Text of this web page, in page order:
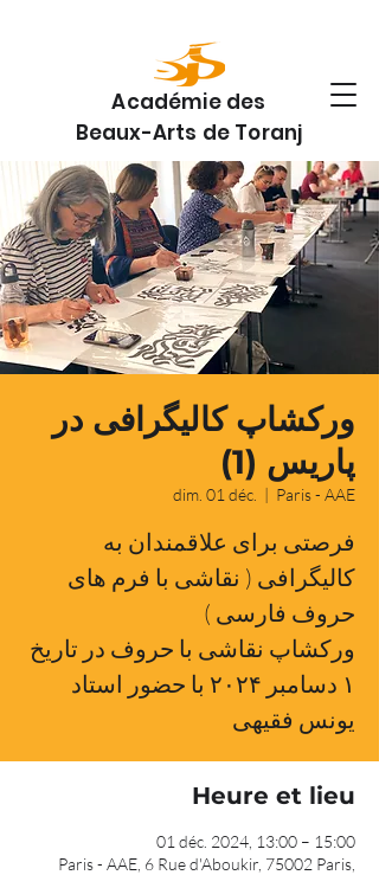
Académie des
Beaux-Arts de Toranj
ورکشاپ کالیگرافی در
پاریس (1)
dim. 01 déc.
  |
Paris - AAE
فرصتی برای علاقمندان به
کالیگرافی ( نقاشی با فرم های
حروف فارسی )
ورکشاپ نقاشی با حروف در تاریخ
۱ دسامبر ۲۰۲۴ با حضور استاد
یونس فقیهی
Heure et lieu
01 déc. 2024, 13:00 – 15:00
Paris - AAE, 6 Rue d'Aboukir, 75002 Paris,